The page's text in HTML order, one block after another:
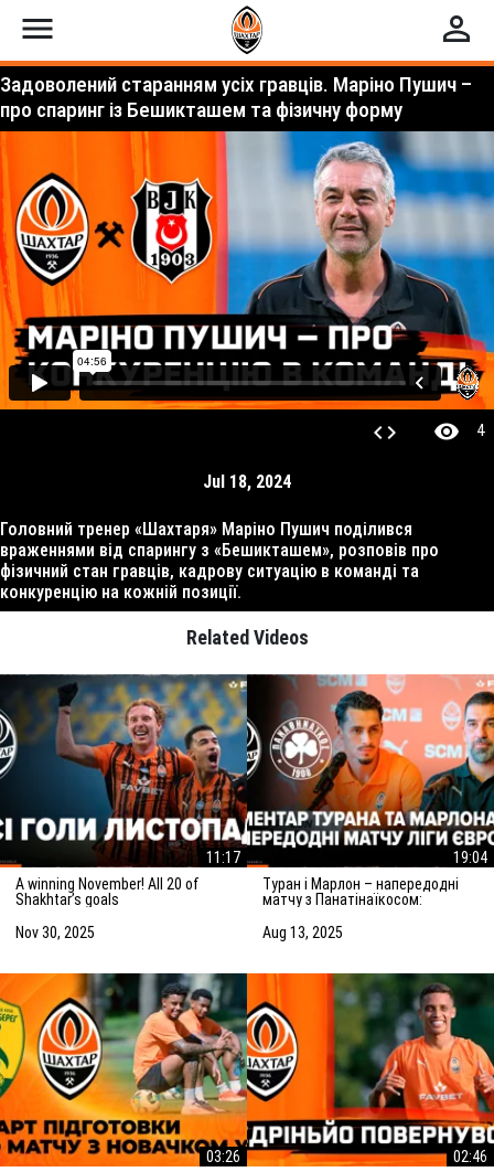
menu perm_identity
Задоволений старанням усіх гравців. Маріно Пушич –
про спаринг із Бешикташем та фізичну форму
code visibility 4
Jul 18, 2024
Головний тренер «Шахтаря» Маріно Пушич поділився
враженнями від спарингу з «Бешикташем», розповів про
фізичний стан гравців, кадрову ситуацію в команді та
конкуренцію на кожній позиції.
Related Videos
11:17
A winning November! All 20 of
Shakhtar’s goals
Nov 30, 2025
19:04
Туран і Марлон – напередодні
матчу з Панатінаїкосом:
досягнення мети
Aug 13, 2025
03:26
02:46